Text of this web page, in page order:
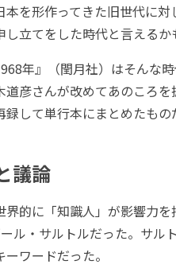
本を形作ってきた旧世代に
し立てをした時代と言えるか
年』（閏月社）はそんな
道彦さんが改めてあのころ
して単行本にまとめたもの
議論
的に「知識人」が影響力
ル・サルトルだった。サル
ーワードだった。